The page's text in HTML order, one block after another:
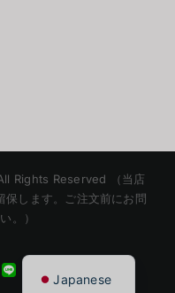
Rights Reserved （当店
保します。ご注文前にお問
。）
LINE
Japanese
Chinese